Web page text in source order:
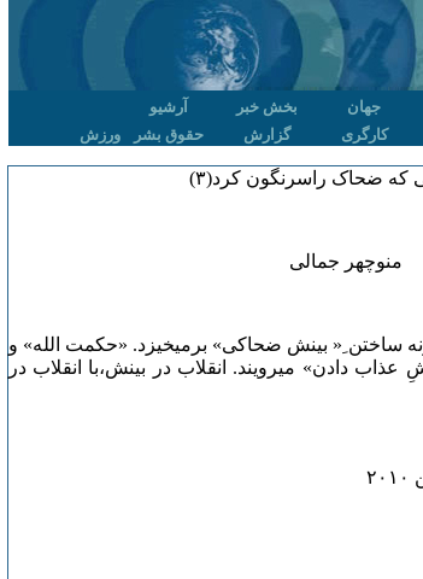
جهان بخش خبر
آرشیو
کارگری گزارش حقوق بشر ورزش
که ضحاک راسرنگون کرد(۳)
منوچهر جمالی
ساختن ِ« بینش ضحاکی» برمیخیزد. «حکمت الله» و
دادن» میرویند. انقلاب در بینش،با انقلاب در